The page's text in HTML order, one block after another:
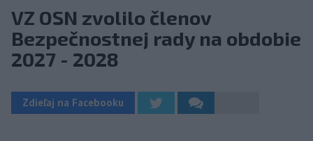
VZ OSN zvolilo členov
Bezpečnostnej rady na obdobie
2027 - 2028
Zdieľaj na Facebooku